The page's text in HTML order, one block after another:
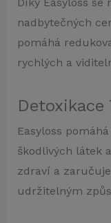
Díky Easyloss
nadbytečných
pomáhá
rychlých a
Detoxikace
Easyloss
škodlivých látek
zdraví a
udržitelným